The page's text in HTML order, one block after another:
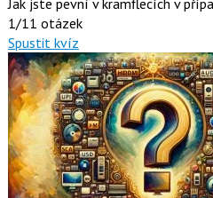
1/11 otázek
Spustit kvíz